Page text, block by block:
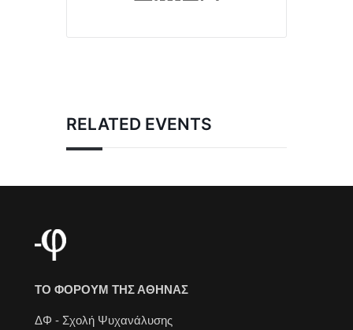
RELATED EVENTS
ΤΟ ΦΟΡΟΥΜ ΤΗΣ ΑΘΗΝΑΣ
ΔΦ - Σχολή Ψυχανάλυσης